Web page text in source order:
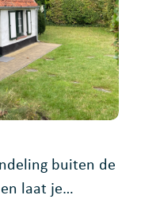
buiten de
laat je